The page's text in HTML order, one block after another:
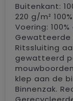
Buitenkant:
220 g/m²
Voering:
Gewatteerde
Ritssluiting
gewatteerd
klep aan de
Binnenzak.